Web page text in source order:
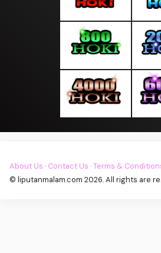
About Us · Contact Us ·Terms &
© liputanmalam.com 2026. All rights are